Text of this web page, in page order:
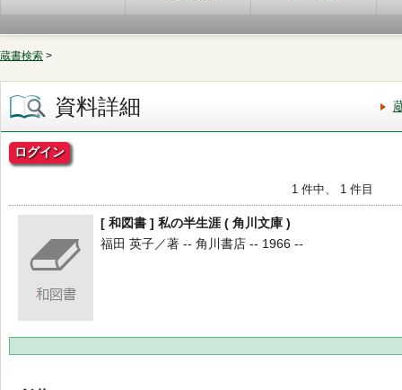
蔵書検索 >
資料詳細
ログイン
1 件中、 1 件目
[ 和図書 ] 私の半生涯 ( 角川文庫 )
福田 英子／著 -- 角川書店 -- 1966 --